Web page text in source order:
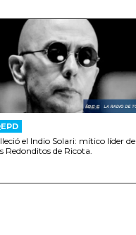
el Indio Solari: mítico líder de
Redonditos de Ricota.